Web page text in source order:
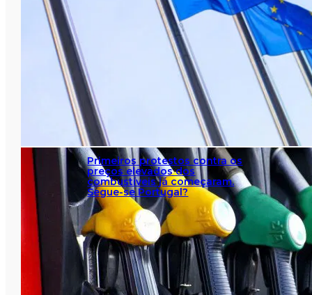
Primeiros protestos contra os
preços elevados dos
combustíveis já começaram.
Segue-se Portugal?